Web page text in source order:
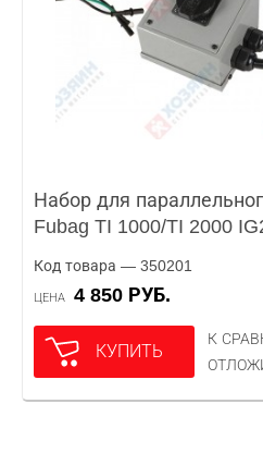
Набор для
Fubag TI 1000/TI 2000
Код товара — 350201
ЦЕНА 4 850 РУБ.
КУПИТЬ
К